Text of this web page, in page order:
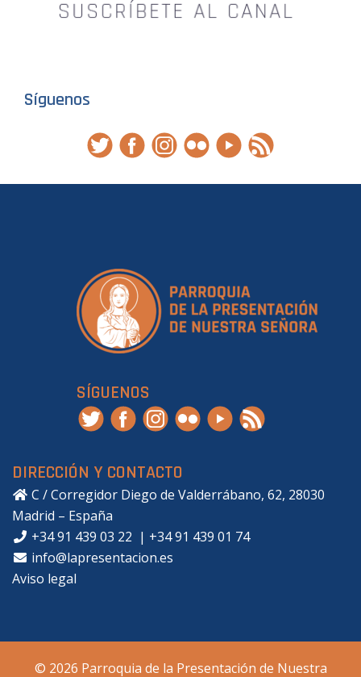
Síguenos
SÍGUENOS
DIRECCIÓN Y CONTACTO
C / Corregidor Diego de Valderrábano, 62, 28030
Madrid – España
+34 91 439 03 22 | +34 91 439 01 74
info@lapresentacion.es
Aviso legal
© 2026 Parroquia de la Presentación de Nuestra